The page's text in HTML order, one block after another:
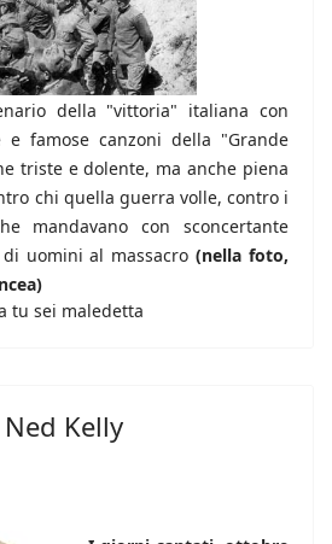
della "vittoria" italiana con
famose canzoni della "Grande
triste e dolente, ma anche piena
chi quella guerra volle, contro i
mandavano con sconcertante
di uomini al massacro(nella foto,
tu sei maledetta
Kelly